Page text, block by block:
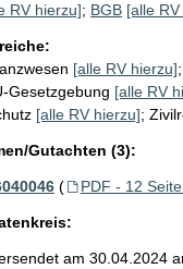
RV hierzu]; BGB [alle
[alle RV hierzu];
Gesetzgebung [alle RV
[alle RV hierzu];
Gutachten (3):
( PDF - 12
am 30.04.2024